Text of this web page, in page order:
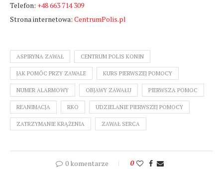
Telefon: +48 663 714 309
Strona internetowa: CentrumPolis.pl
ASPIRYNA ZAWAŁ CENTRUM POLIS KONIN
JAK POMÓC PRZY ZAWALE KURS PIERWSZEJ POMOCY
NUMER ALARMOWY OBJAWY ZAWAŁU PIERWSZA POMOC
REANIMACJA RKO UDZIELANIE PIERWSZEJ POMOCY
ZATRZYMANIE KRĄŻENIA ZAWAŁ SERCA
0 komentarze 0